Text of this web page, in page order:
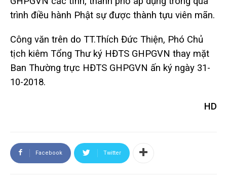
trình điều hành Phật sự được thành tựu viên mãn.
Công văn trên do TT.Thích Đức Thiện, Phó Chủ
tịch kiêm Tổng Thư ký HĐTS GHPGVN thay mặt
Ban Thường trực HĐTS GHPGVN ấn ký ngày 31-
10-2018.
HD
Facebook Twitter